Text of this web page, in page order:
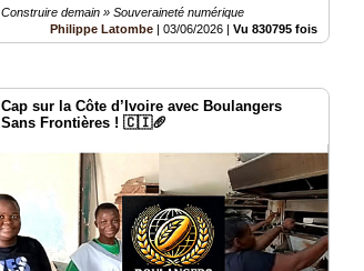
Construire demain » Souveraineté numérique
Philippe Latombe |03/06/2026 |Vu 830795 fois
Cap sur la Côte d’Ivoire avec Boulangers
Sans Frontières ! 🇨🇮🥖